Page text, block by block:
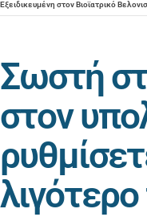
Εξειδικευμένη στον Βιοϊατρικό
Σωστή
στον
λιγότερο